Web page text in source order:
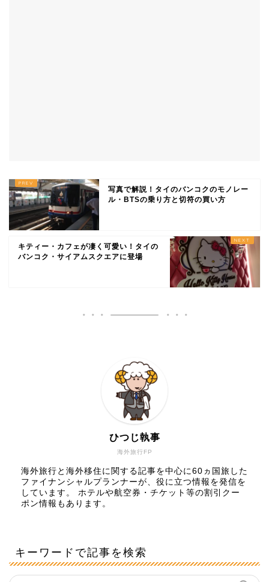
写真で解説！タイのバンコクのモノレー
ル・BTSの乗り方と切符の買い方
キティー・カフェが凄く可愛い！タイの
バンコク・サイアムスクエアに登場
海外旅行FP
ひつじ執事
海外旅行と海外移住に関する記事を中心に60ヵ国旅した
ファイナンシャルプランナーが、役に立つ情報を発信を
しています。 ホテルや航空券・チケット等の割引クー
ポン情報もあります。
キーワードで記事を検索